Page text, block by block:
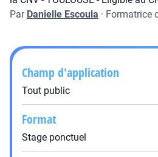
Par Danielle Escoula · Formatrice
Champ d'application
Tout public
Format
Stage ponctuel